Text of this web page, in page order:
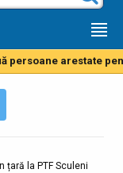
persoane arestate
țară la PTF Sculeni